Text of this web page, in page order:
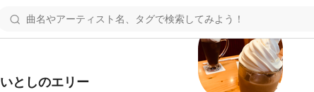
いとしのエリー